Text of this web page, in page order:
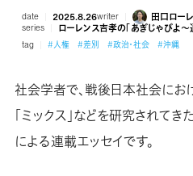
date 2025.8.26writer 田口ロー
series ローレンス吉孝の「あぎじゃびよ〜
tag #人権 #差別 #政治・社会 #沖縄
社会学者で、戦後日本社会におけ
「ミックス」などを研究されて
による連載エッセイです。